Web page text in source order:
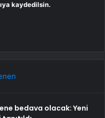
kaydedilsin.
bedava olacak: Yeni